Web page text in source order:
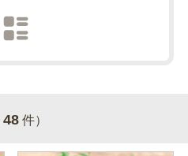
48 件）